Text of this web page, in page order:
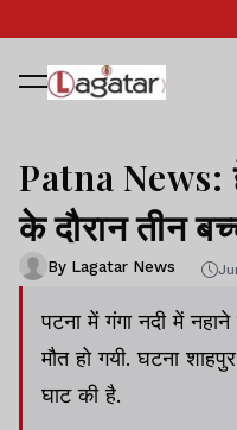
Patna News:
के दौरान तीन
By Lagatar News
पटना में गंगा नदी में
मौत हो गयी. घटना
घाट की है.